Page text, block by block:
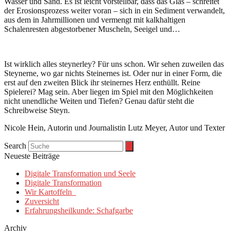
der Erosionsprozess weiter voran – sich in ein Sediment verwandelt,
aus dem in Jahrmillionen und vermengt mit kalkhaltigen
Schalenresten abgestorbener Muscheln, Seeigel und…
Ist wirklich alles steynerley? Für uns schon. Wir sehen zuweilen das
Steynerne, wo gar nichts Steinernes ist. Oder nur in einer Form, die
erst auf den zweiten Blick ihr steinernes Herz enthüllt. Reine
Spielerei? Mag sein. Aber liegen im Spiel mit den Möglichkeiten
nicht unendliche Weiten und Tiefen? Genau dafür steht die
Schreibweise Steyn.
Nicole Hein, Autorin und Journalistin Lutz Meyer, Autor und Texter
Search
Neueste Beiträge
Digitale Transformation und Seele
Digitale Transformation
Wir Kartoffeln
Zuversicht
Erfahrungsheilkunde: Schafgarbe
Archiv